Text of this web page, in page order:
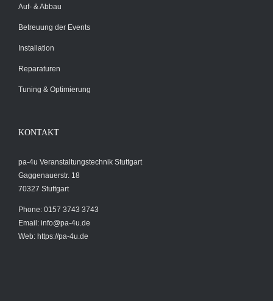
Auf- & Abbau
Betreuung der Events
Installation
Reparaturen
Tuning & Optimierung
KONTAKT
pa-4u Veranstaltungstechnik Stuttgart
Gaggenauerstr. 18
70327 Stuttgart
Phone: 0157 3743 3743
Email: info@pa-4u.de
Web: https://pa-4u.de